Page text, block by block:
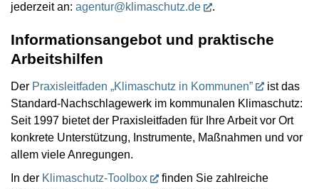
jederzeit an: agentur@klimaschutz.de .
Informationsangebot und praktische
Arbeitshilfen
Der Praxisleitfaden „Klimaschutz in Kommunen”
ist das
Standard-Nachschlagewerk im kommunalen Klimaschutz:
Seit 1997 bietet der Praxisleitfaden für Ihre Arbeit vor Ort
konkrete Unterstützung, Instrumente, Maßnahmen und vor
allem viele Anregungen.
In der Klimaschutz-Toolbox
finden Sie zahlreiche